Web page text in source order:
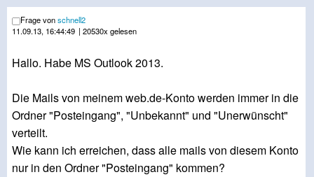
Frage vonschnell2
11.09.13, 16:44:49 | 20530x gelesen
Hallo. Habe MS Outlook 2013.
Die Mails von meinem web.de-Konto werden immer in die
Ordner "Posteingang", "Unbekannt" und "Unerwünscht"
verteilt.
Wie kann ich erreichen, dass alle mails von diesem Konto
nur in den Ordner "Posteingang" kommen?